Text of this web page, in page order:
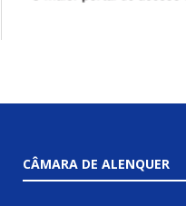
CÂMARA DE ALENQUER